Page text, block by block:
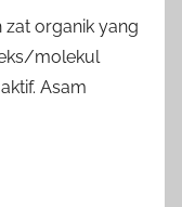
zat organik yang
molekul
Asam